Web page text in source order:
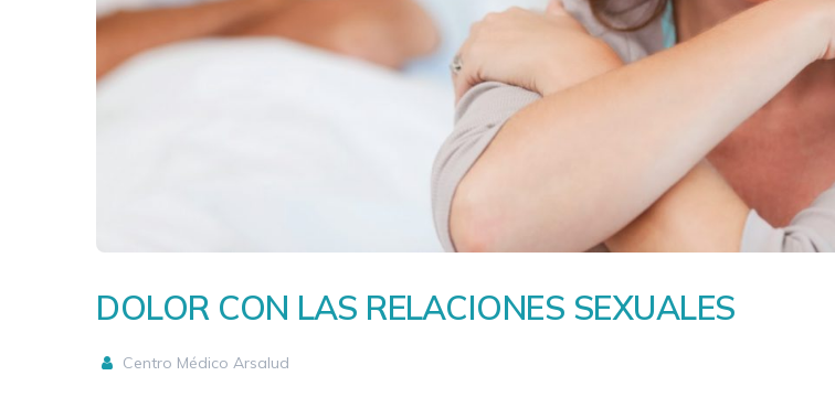
DOLOR CON LAS RELACIONES SEXUALES
Centro Médico Arsalud